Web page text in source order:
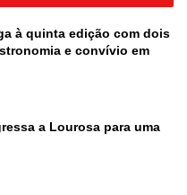
à quinta edição com dois
e convívio em
a Lourosa para uma